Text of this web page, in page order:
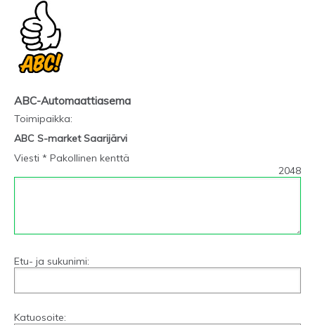
ABC-Automaattiasema
Toimipaikka:
ABC S-market Saarijärvi
Viesti * Pakollinen kenttä
2048
Etu- ja sukunimi:
Katuosoite: